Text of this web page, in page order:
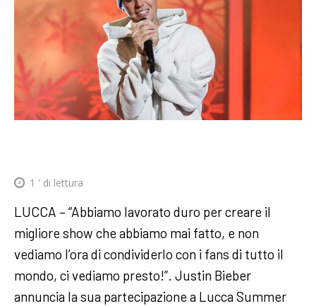
1 ' di lettura
LUCCA – “Abbiamo lavorato duro per creare il
migliore show che abbiamo mai fatto, e non
vediamo l’ora di condividerlo con i fans di tutto il
mondo, ci vediamo presto!”. Justin Bieber
annuncia la sua partecipazione a Lucca Summer